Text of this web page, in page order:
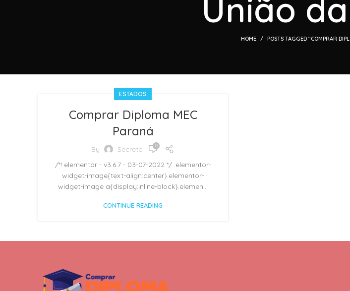
União
HOME POSTS TAGGED "COMPRAR
ESTADOS
Comprar Diploma MEC
Paraná
By Secreto 0
/*! elementor - v3.6.7 - 03-07-2022 */ .elementor-
widget-image{text-align:center}.elementor-
widget-image a{display:inline-block}.elemen...
CONTINUE READING